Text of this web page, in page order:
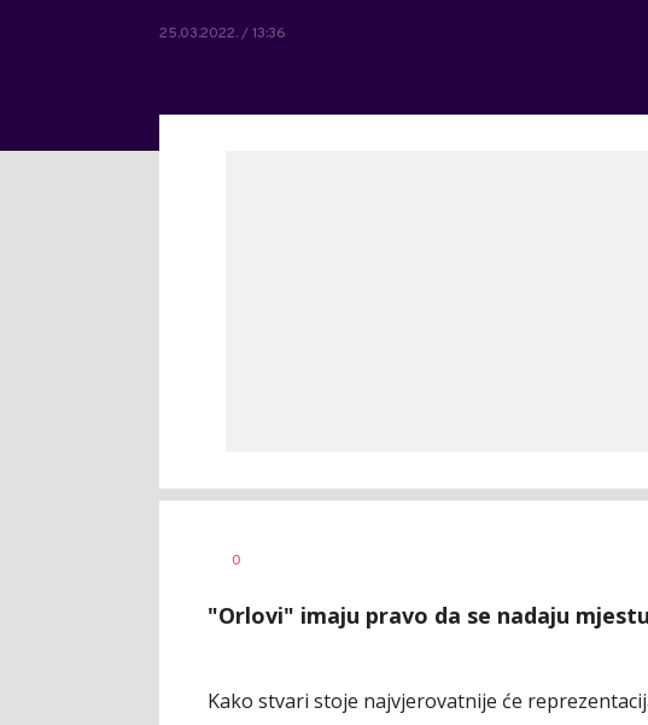
25.03.2022. / 13:36
AUTOR
0
"Orlovi" imaju pravo da se nadaju
Kako stvari stoje najvjerovatnije će